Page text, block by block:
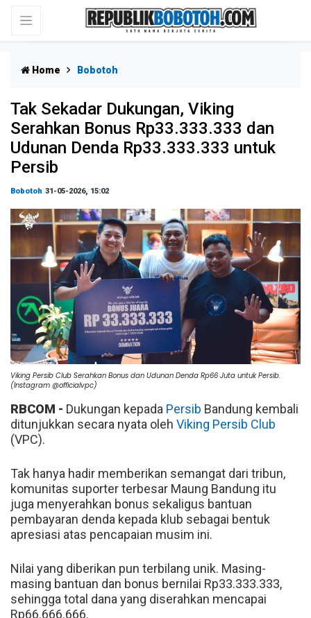
Home Bobotoh
Tak Sekadar Dukungan, Viking
Serahkan Bonus Rp33.333.333 dan
Udunan Denda Rp33.333.333 untuk
Persib
Bobotoh 31-05-2026, 15:02
Viking Persib Club Serahkan Bonus dan Udunan Denda Rp66 Juta untuk Persib.
(Instagram @officialvpc)
RBCOM - Dukungan kepada Persib Bandung kembali
ditunjukkan secara nyata oleh Viking Persib Club
(VPC).
Tak hanya hadir memberikan semangat dari tribun,
komunitas suporter terbesar Maung Bandung itu
juga menyerahkan bonus sekaligus bantuan
pembayaran denda kepada klub sebagai bentuk
apresiasi atas pencapaian musim ini.
Nilai yang diberikan pun terbilang unik. Masing-
masing bantuan dan bonus bernilai Rp33.333.333,
sehingga total dana yang diserahkan mencapai
Rp66.666.666.